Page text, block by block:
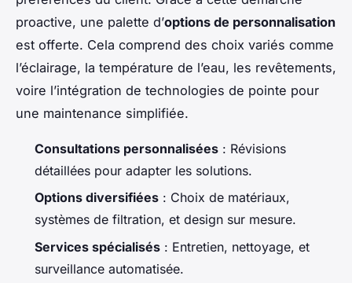
proactive, une palette d’options de personnalisation
est offerte. Cela comprend des choix variés comme
l’éclairage, la température de l’eau, les revêtements,
voire l’intégration de technologies de pointe pour
une maintenance simplifiée.
Consultations personnalisées : Révisions
détaillées pour adapter les solutions.
Options diversifiées : Choix de matériaux,
systèmes de filtration, et design sur mesure.
Services spécialisés : Entretien, nettoyage, et
surveillance automatisée.